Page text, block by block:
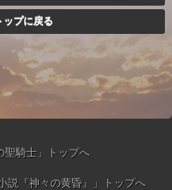
ップに戻る
聖騎士」トップへ
説『神々の黄昏』」トップへ